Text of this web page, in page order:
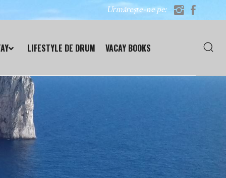
Urmărește-ne pe:
LIFESTYLE DE DRUM VACAY BOOKS